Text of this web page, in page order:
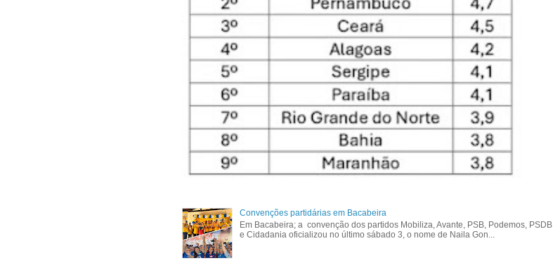
Convenções partidárias em Bacabeira
Em Bacabeira; a convenção dos partidos Mobiliza, Avante, PSB, Podemos, PSDB
e Cidadania oficializou no último sábado 3, o nome de Naila Gon...